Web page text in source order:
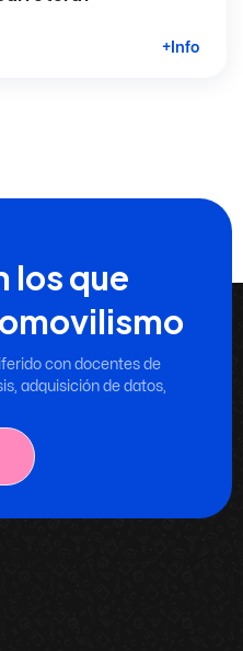
+Info
los que
con docentes de
adquisición de datos,